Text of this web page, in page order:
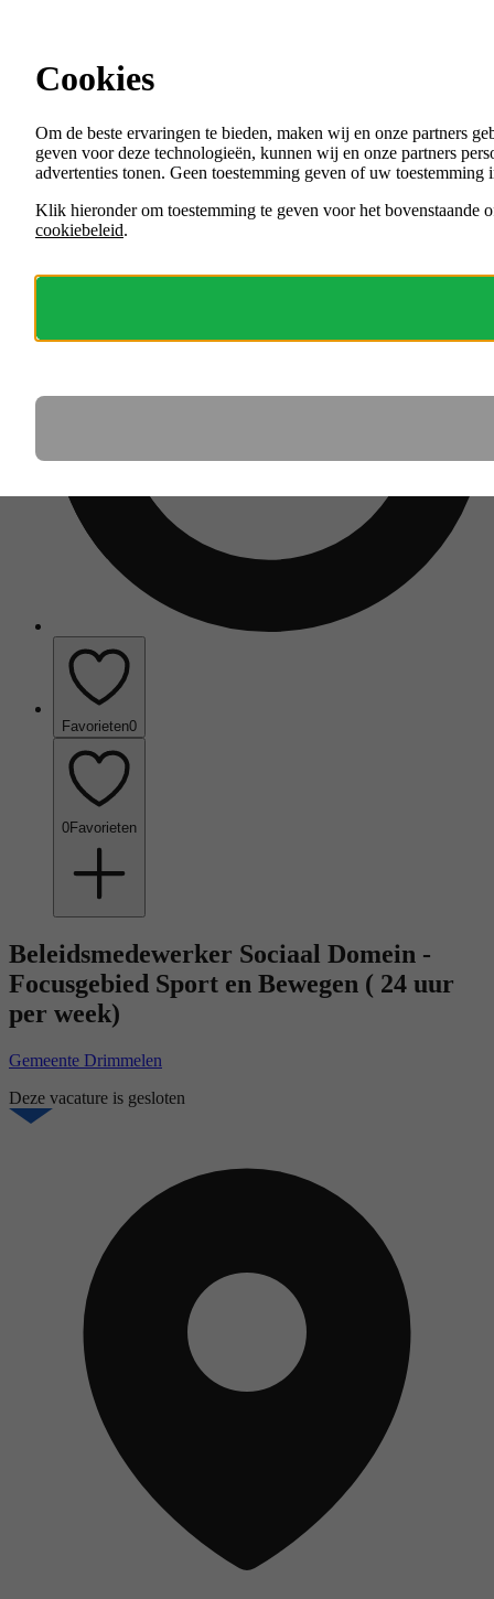
Menu
VACATURES
ORGANISATIES
Favorieten0
0Favorieten
Beleidsmedewerker Sociaal Domein -
Focusgebied Sport en Bewegen ( 24 uur
per week)
Gemeente Drimmelen
Deze vacature is gesloten
Cookies
Om de beste ervaringen te bieden, maken wij en onze partners
geven voor deze technologieën, kunnen wij en onze partners
advertenties tonen. Geen toestemming geven of uw
Klik hieronder om toestemming te geven voor het bovenstaande
cookiebeleid.